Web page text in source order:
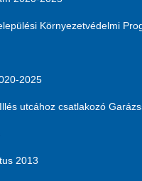
Környezetvédelmi
2025
utcához csatlakozó
2013